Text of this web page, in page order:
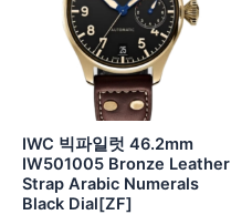
IWC 빅파일럿 46.2mm
IW501005 Bronze Leather
Strap Arabic Numerals
Black Dial[ZF]